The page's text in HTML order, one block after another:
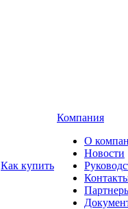
Как купить
Компания
О
Новости